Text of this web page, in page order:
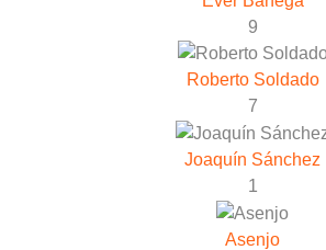
9
Roberto Soldado
7
Joaquín Sánchez
1
Asenjo